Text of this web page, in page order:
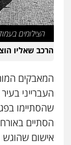
הצילומים בעמוד זה
הרכב שאליו
המאבקים
העברייני
שהסתיימו
הסתיים
אישום שהוגש